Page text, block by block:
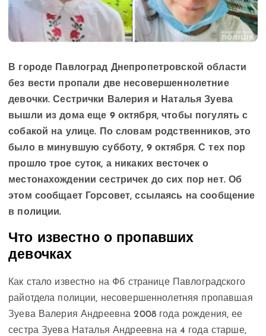
В городе Павлоград Днепропетровской области
без вести пропали две несовершеннолетние
девочки. Сестрички Валерия и Наталья Зуева
вышли из дома еще 9 октября, чтобы погулять с
собакой на улице. По словам родственников, это
было в минувшую субботу, 9 октября. С тех пор
прошло трое суток, а никаких весточек о
местонахождении сестричек до сих пор нет. Об
этом сообщает Горсовет, ссылаясь на сообщение
в полиции.
Что известно о пропавших
девочках
Как стало известно на Фб странице Павлоградского
райотдела полиции, несовершеннолетняя пропавшая
Зуева Валерия Андреевна 2008 года рождения, ее
сестра Зуева Наталья Андреевна на 4 года старше,